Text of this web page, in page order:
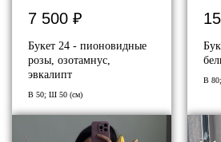
7 500 ₽
Букет 24 - пионовидные
розы, озотамнус,
эвкалипт
В 50; Ш 50 (см)
В